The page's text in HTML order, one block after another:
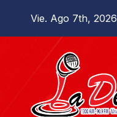
Vie. Ago 7th, 2026